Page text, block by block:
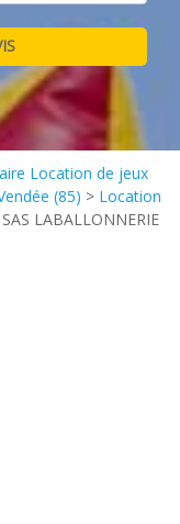
Location de jeux
(85) > Location
SAS LABALLONNERIE